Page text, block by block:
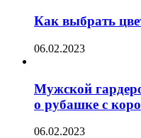
Как выбрать
06.02.2023
Мужской
о рубашке с
06.02.2023